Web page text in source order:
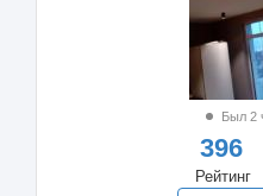
Был 2
396
Рейтинг